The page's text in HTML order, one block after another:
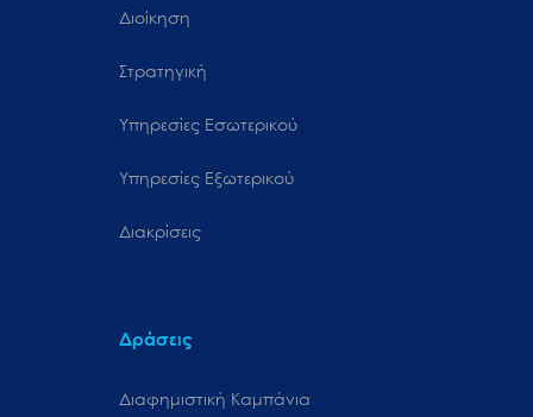
Διοίκηση
Στρατηγική
Υπηρεσίες Εσωτερικού
Υπηρεσίες Εξωτερικού
Διακρίσεις
Δράσεις
Διαφημιστική Καμπάνια